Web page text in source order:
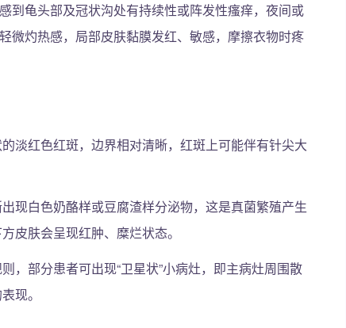
到龟头部及冠状沟处有持续性或阵发性瘙痒，夜间或
微灼热感，局部皮肤黏膜发红、敏感，摩擦衣物时疼
淡红色红斑，边界相对清晰，红斑上可能伴有针尖大
现白色奶酪样或豆腐渣样分泌物，这是真菌繁殖产生
皮肤会呈现红肿、糜烂状态。
，部分患者可出现“卫星状”小病灶，即主病灶周围散
现。